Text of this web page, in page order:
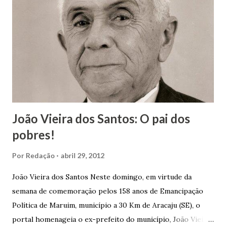
João Vieira dos Santos: O pai dos
pobres!
Por Redação abril 29, 2012
João Vieira dos Santos Neste domingo, em virtude da
semana de comemoração pelos 158 anos de Emancipação
Política de Maruim, município a 30 Km de Aracaju (SE), o
portal homenageia o ex-prefeito do município, João Vieira